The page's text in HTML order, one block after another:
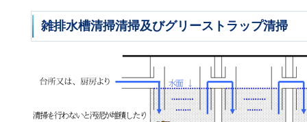
雑排水槽清掃清掃及びグリーストラップ清掃